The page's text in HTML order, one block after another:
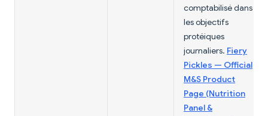
comptabilisé dans
les objectifs
protéiques
journaliers. Fiery
Pickles — Official
M&S Product
Page (Nutrition
Panel &